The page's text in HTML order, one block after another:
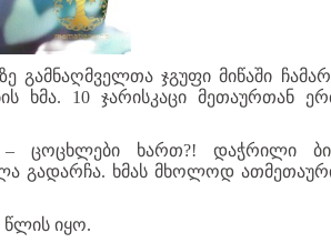
გამნაღმველთა ჯგუფი მიწაში
ხმა. 10 ჯარისკაცი მეთაურთან
ცოცხლები ხართ?! დაჭრილი
გადარჩა. ხმას მხოლოდ
წლის იყო.